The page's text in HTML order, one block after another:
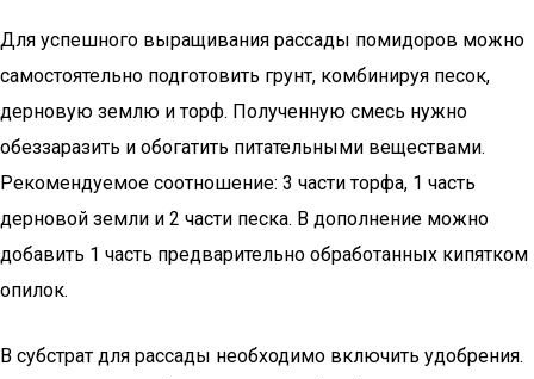
Для успешного выращивания рассады помидоров можно
самостоятельно подготовить грунт, комбинируя песок,
дерновую землю и торф. Полученную смесь нужно
обеззаразить и обогатить питательными веществами.
Рекомендуемое соотношение: 3 части торфа, 1 часть
дерновой земли и 2 части песка. В дополнение можно
добавить 1 часть предварительно обработанных кипятком
опилок.
В субстрат для рассады необходимо включить удобрения.